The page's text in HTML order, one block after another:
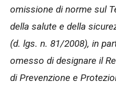
omissione di norme sul
della salute e della
(d. lgs. n. 81/2008), in
omesso di designare il
di Prevenzione e